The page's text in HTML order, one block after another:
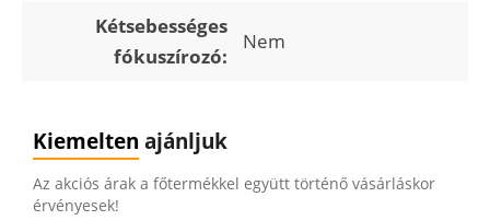
Kétsebességes
fókuszírozó:
Nem
Kiemelten ajánljuk
Az akciós árak a főtermékkel együtt történő vásárláskor
érvényesek!